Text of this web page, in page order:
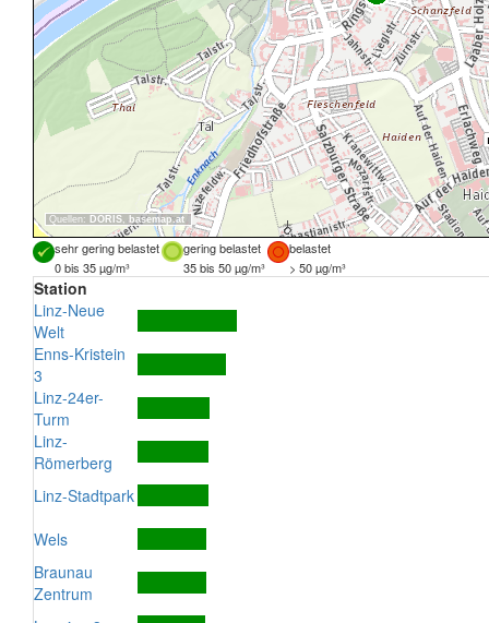
Quellen: DORIS, basemap.at
sehr gering belastet gering belastet
belastet
0 bis 35 µg/m³
35 bis 50 µg/m³ > 50 µg/m³
Station
Linz-Neue
Welt
Enns-Kristein
3
Linz-24er-
Turm
Linz-
Römerberg
Linz-Stadtpark
Wels
Braunau
Zentrum